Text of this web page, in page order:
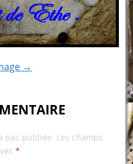
→
pas publiée. Les champs
*